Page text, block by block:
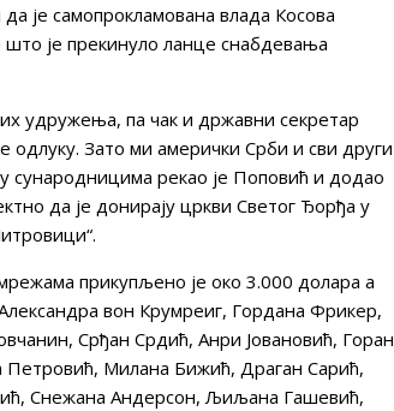
је самопрокламована влада Косова
што је прекинуло ланце снабдевања
удружења, па чак и државни секретар
Зато ми амерички Срби и сви други
рекао је Поповић и додао
да је донирају цркви Светог Ђорђа у
прикупљено је око 3.000 долара а
вон Крумреиг, Гордана Фрикер,
Срђан Срдић, Анри Јовановић, Горан
Милана Бижић, Драган Сарић,
Снежана Андерсон, Љиљана Гашевић,